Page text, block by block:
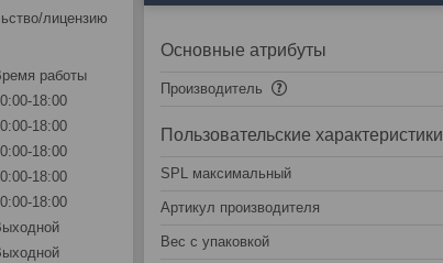
Основные атрибуты
Производитель
Пользовательские характеристики
SPL максимальный
Артикул производителя
Вес с упаковкой
лицензию
работы
18:00
18:00
18:00
18:00
18:00